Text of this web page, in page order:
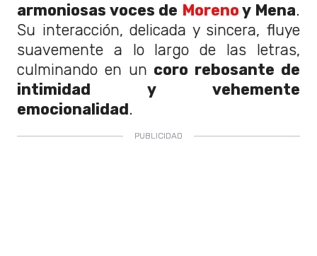
armoniosas voces de Moreno y Mena.
Su interacción, delicada y sincera, fluye
suavemente a lo largo de las letras,
culminando en un coro rebosante de
intimidad y vehemente
emocionalidad.